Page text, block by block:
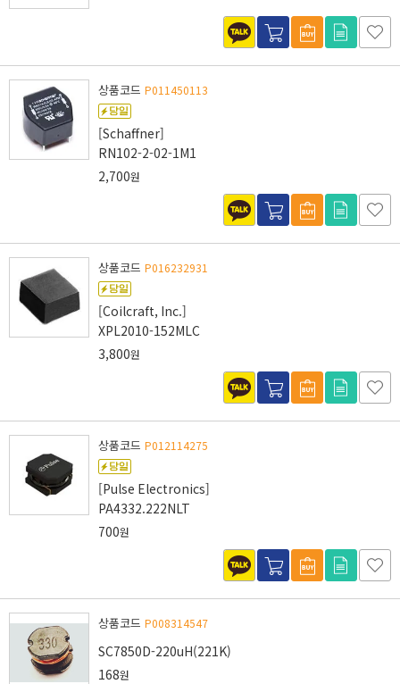
상품코드 P011450113
[Schaffner]
RN102-2-02-1M1
2,700원
상품코드 P016232931
[Coilcraft, Inc.]
XPL2010-152MLC
3,800원
상품코드 P012114275
[Pulse Electronics]
PA4332.222NLT
700원
상품코드 P008314547
SC7850D-220uH(221K)
168원